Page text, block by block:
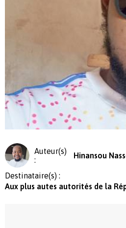
Auteur(s)
:
Hinansou
Destinataire(s) :
Aux plus autes autorités de la